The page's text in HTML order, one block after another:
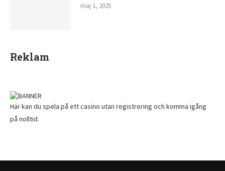
maj 1, 2025
Reklam
Här kan du spela på ettcasino utan registrering och komma igång
på nolltid.